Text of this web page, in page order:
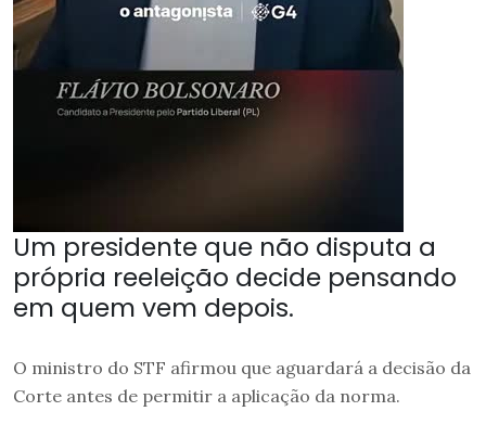
Um presidente que não disputa a
própria reeleição decide pensando
em quem vem depois.
O ministro do STF afirmou que aguardará a decisão da
Corte antes de permitir a aplicação da norma.